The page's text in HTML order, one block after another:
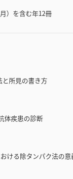
）を含む年12冊
と所見の書き方
体疾患の診断
ける除タンパク法の